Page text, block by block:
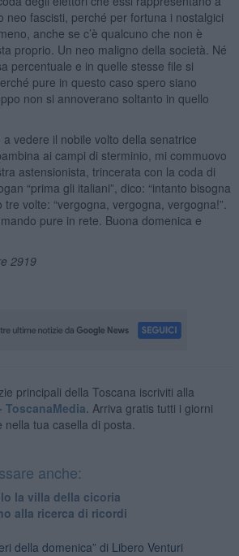
neo fascisti, perché per fortuna i nostalgici
anche se c’è qualcuno che non è
proprio. Un neo maligno della società. Né
percentuale e in quelle stesse file si
pure in questo caso spero siano
non si annoverano soltanto in quello
vedere il nobile volto della senatrice
ai campi di sterminio, mi commuovo
astensionista, trincerata con la coda di
“prima gli italiani”, dico: “intanto bisogna
volte: “vergogna, vergogna, vergogna!”.
pure in rete. Buona domenica e
2919
principali della Toscana iscriviti alla
ToscanaMedia. Arriva gratis tutti i giorni
tua casella di posta.
anche:
la villa della cicoria
alla ricerca di ricordi
della domenica” di Libero Venturi